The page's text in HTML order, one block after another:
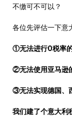
不缴可不可以？
各位先评估一下意
①无法进行0税率
②无法使用亚马逊
③无法实现德国、
我们建了个意大利